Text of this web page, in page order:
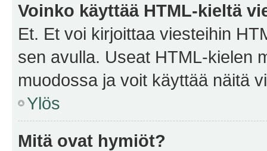
Voinko käyttää HTML-kieltä
Et. Et voi kirjoittaa viesteihin
sen avulla. Useat HTML-kielen
muodossa ja voit käyttää näitä
Ylös
Mitä ovat hymiöt?